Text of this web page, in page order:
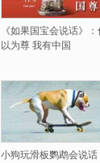
《如果国宝会说话》：
以为尊 我有中国
小狗玩滑板鹦鹉会说话